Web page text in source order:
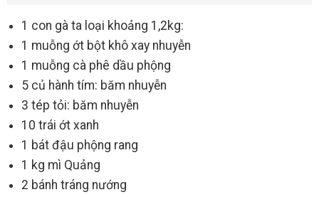
1 con gà ta loại khoảng 1,2kg:
1 muỗng ớt bột khô xay nhuyễn
1 muỗng cà phê dầu phộng
5 củ hành tím: băm nhuyễn
3 tép tỏi: băm nhuyễn
10 trái ớt xanh
1 bát đậu phộng rang
1 kg mì Quảng
2 bánh tráng nướng